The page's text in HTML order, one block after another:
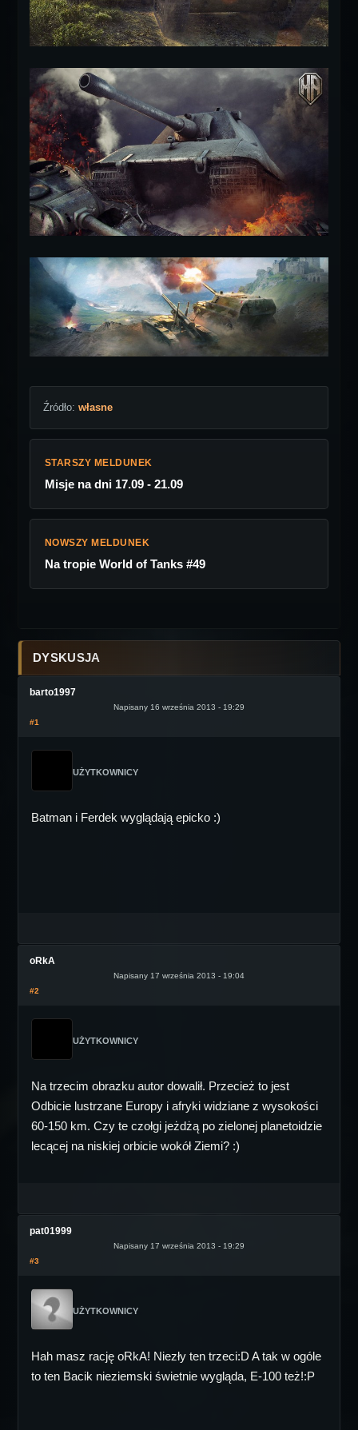
Źródło: własne
STARSZY MELDUNEK
Misje na dni 17.09 - 21.09
NOWSZY MELDUNEK
Na tropie World of Tanks #49
DYSKUSJA
barto1997
Napisany 16 września 2013 - 19:29
#1
UŻYTKOWNICY
Batman i Ferdek wyglądają epicko :)
oRkA
Napisany 17 września 2013 - 19:04
#2
UŻYTKOWNICY
Na trzecim obrazku autor dowalił. Przecież to jest
Odbicie lustrzane Europy i afryki widziane z wysokości
60-150 km. Czy te czołgi jeżdżą po zielonej planetoidzie
lecącej na niskiej orbicie wokół Ziemi? :)
pat01999
Napisany 17 września 2013 - 19:29
#3
UŻYTKOWNICY
Hah masz rację oRkA! Niezły ten trzeci:D A tak w ogóle
to ten Bacik nieziemski świetnie wygląda, E-100 też!:P